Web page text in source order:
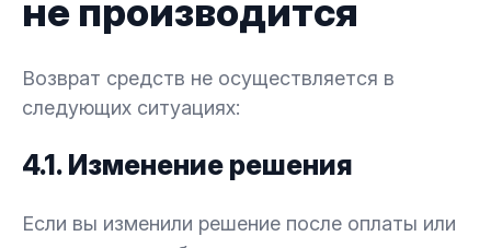
не производится
Возврат средств не осуществляется в
следующих ситуациях:
4.1. Изменение решения
Если вы изменили решение после оплаты или